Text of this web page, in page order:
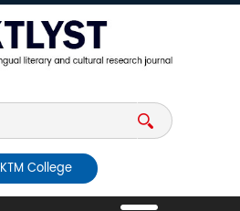
KTM College